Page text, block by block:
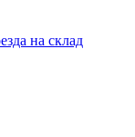
на склад